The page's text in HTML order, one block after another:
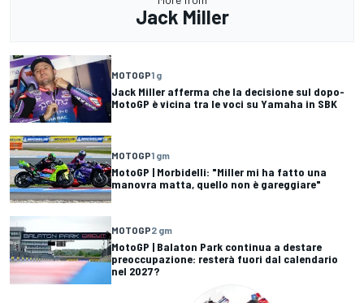
Jack Miller
MOTOGP1 g
Jack Miller afferma che la decisione sul dopo-
MotoGP è vicina tra le voci su Yamaha in SBK
MOTOGP1 gm
MotoGP | Morbidelli: "Miller mi ha fatto una
manovra matta, quello non è gareggiare"
MOTOGP2 gm
MotoGP | Balaton Park continua a destare
preoccupazione: resterà fuori dal calendario
nel 2027?